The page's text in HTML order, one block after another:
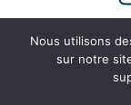
Nous utilisons
sur notre